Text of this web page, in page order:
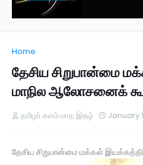
Home
தேசிய சிறுபான்மை
மாநில ஆலோசனைக்
தமிழர் களம் மாத இதழ் January
தேசிய சிறுபான்மை மக்கள்